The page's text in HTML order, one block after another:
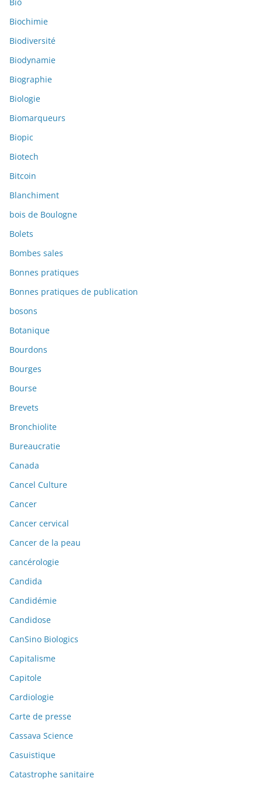
Biochimie
Biodiversité
Biodynamie
Biographie
Biologie
Biomarqueurs
Biopic
Biotech
Bitcoin
Blanchiment
bois de Boulogne
Bolets
Bombes sales
Bonnes pratiques
Bonnes pratiques de publication
bosons
Botanique
Bourdons
Bourges
Bourse
Brevets
Bronchiolite
Bureaucratie
Canada
Cancel Culture
Cancer
Cancer cervical
Cancer de la peau
cancérologie
Candida
Candidémie
Candidose
CanSino Biologics
Capitalisme
Capitole
Cardiologie
Carte de presse
Cassava Science
Casuistique
Catastrophe sanitaire